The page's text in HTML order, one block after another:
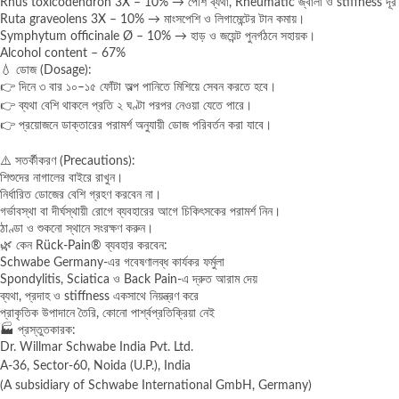
Rhus toxicodendron 3X – 10% → পেশি ব্যথা, Rheumatic জ্বালা ও stiffness দূর
Ruta graveolens 3X – 10% → মাংসপেশি ও লিগামেন্টের টান কমায়।
Symphytum officinale Ø – 10% → হাড় ও জয়েন্ট পুনর্গঠনে সহায়ক।
Alcohol content – 67%
💧 ডোজ (Dosage):
👉 দিনে ৩ বার ১০–১৫ ফোঁটা অল্প পানিতে মিশিয়ে সেবন করতে হবে।
👉 ব্যথা বেশি থাকলে প্রতি ২ ঘণ্টা পরপর নেওয়া যেতে পারে।
👉 প্রয়োজনে ডাক্তারের পরামর্শ অনুযায়ী ডোজ পরিবর্তন করা যাবে।
⚠️ সতর্কীকরণ (Precautions):
শিশুদের নাগালের বাইরে রাখুন।
নির্ধারিত ডোজের বেশি গ্রহণ করবেন না।
গর্ভাবস্থা বা দীর্ঘস্থায়ী রোগে ব্যবহারের আগে চিকিৎসকের পরামর্শ নিন।
ঠাণ্ডা ও শুকনো স্থানে সংরক্ষণ করুন।
🌿 কেন Rück-Pain® ব্যবহার করবেন:
Schwabe Germany-এর গবেষণালব্ধ কার্যকর ফর্মুলা
Spondylitis, Sciatica ও Back Pain-এ দ্রুত আরাম দেয়
ব্যথা, প্রদাহ ও stiffness একসাথে নিয়ন্ত্রণ করে
প্রাকৃতিক উপাদানে তৈরি, কোনো পার্শ্বপ্রতিক্রিয়া নেই
🏭 প্রস্তুতকারক:
Dr. Willmar Schwabe India Pvt. Ltd.
A-36, Sector-60, Noida (U.P.), India
(A subsidiary of Schwabe International GmbH, Germany)